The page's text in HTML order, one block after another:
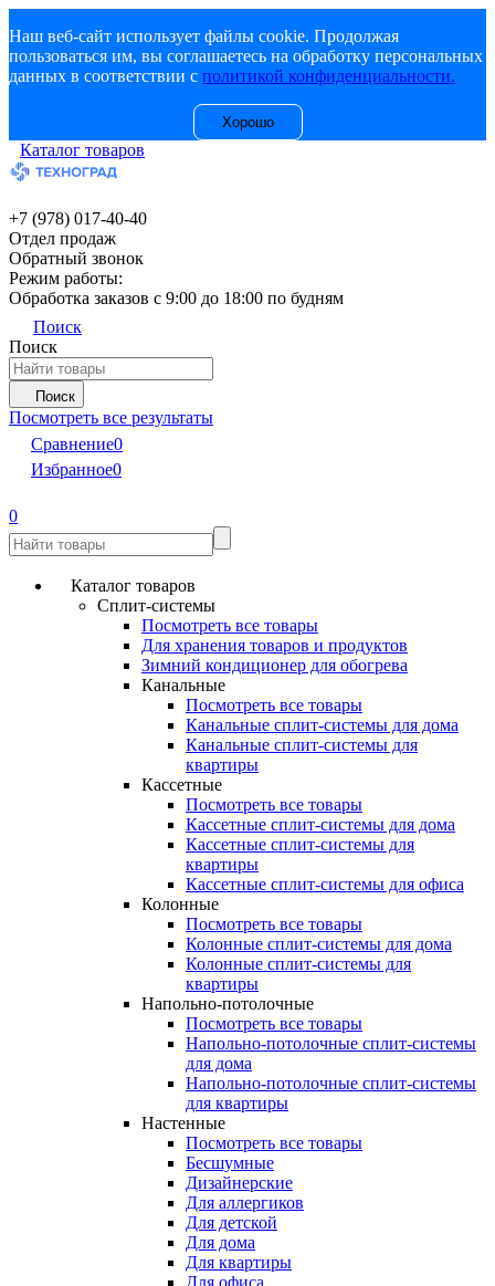
Наш веб-сайт использует файлы cookie. Продолжая
пользоваться им, вы соглашаетесь на обработку персональных
данных в соответствии с политикой конфиденциальности.
Хорошо
Каталог товаров
+7 (978) 017-40-40
Отдел продаж
Обратный звонок
Режим работы:
Обработка заказов с 9:00 до 18:00 по будням
Поиск
Поиск
Поиск
Посмотреть все результаты
Сравнение0
Избранное0
0
Каталог товаров
Сплит-системы
Посмотреть все товары
Для хранения товаров и продуктов
Зимний кондиционер для обогрева
Канальные
Посмотреть все товары
Канальные сплит-системы для дома
Канальные сплит-системы для
квартиры
Кассетные
Посмотреть все товары
Кассетные сплит-системы для дома
Кассетные сплит-системы для
квартиры
Кассетные сплит-системы для офиса
Колонные
Посмотреть все товары
Колонные сплит-системы для дома
Колонные сплит-системы для
квартиры
Напольно-потолочные
Посмотреть все товары
Напольно-потолочные сплит-системы
для дома
Напольно-потолочные сплит-системы
для квартиры
Настенные
Посмотреть все товары
Бесшумные
Дизайнерские
Для аллергиков
Для детской
Для дома
Для квартиры
Для офиса